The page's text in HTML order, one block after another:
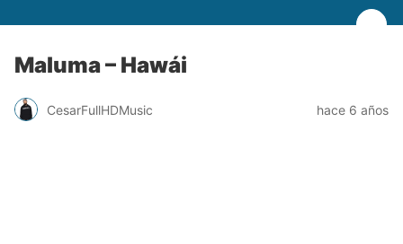
Maluma – Hawái
CesarFullHDMusic hace 6 años